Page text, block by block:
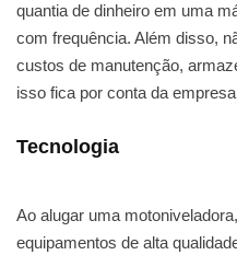
quantia de dinheiro em uma
com frequência. Além disso,
custos de manutenção,
isso fica por conta da
Tecnologia
Ao alugar uma
equipamentos de alta